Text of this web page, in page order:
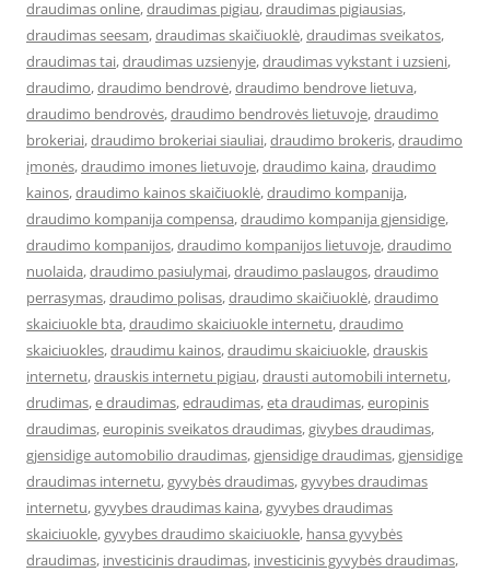
draudimas online,draudimas pigiau,draudimas pigiausias,
draudimas seesam,draudimas skaičiuoklė,draudimas sveikatos,
draudimas tai,draudimas uzsienyje,draudimas vykstant i uzsieni,
draudimo,draudimo bendrovė,draudimo bendrove lietuva,
draudimo bendrovės,draudimo bendrovės lietuvoje,draudimo
brokeriai,draudimo brokeriai siauliai,draudimo brokeris,draudimo
įmonės,draudimo imones lietuvoje,draudimo kaina,draudimo
kainos,draudimo kainos skaičiuoklė,draudimo kompanija,
draudimo kompanija compensa,draudimo kompanija gjensidige,
draudimo kompanijos,draudimo kompanijos lietuvoje,draudimo
nuolaida,draudimo pasiulymai,draudimo paslaugos,draudimo
perrasymas,draudimo polisas,draudimo skaičiuoklė,draudimo
skaiciuokle bta,draudimo skaiciuokle internetu,draudimo
skaiciuokles,draudimu kainos,draudimu skaiciuokle,drauskis
internetu,drauskis internetu pigiau,drausti automobili internetu,
drudimas,e draudimas,edraudimas,eta draudimas,europinis
draudimas,europinis sveikatos draudimas,givybes draudimas,
gjensidige automobilio draudimas,gjensidige draudimas,gjensidige
draudimas internetu,gyvybės draudimas,gyvybes draudimas
internetu,gyvybes draudimas kaina,gyvybes draudimas
skaiciuokle,gyvybes draudimo skaiciuokle, hansa gyvybės
draudimas, investicinis draudimas, investicinis gyvybės draudimas,